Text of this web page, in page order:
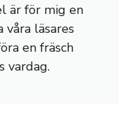
är för mig en
läsares
en fräsch
vardag.